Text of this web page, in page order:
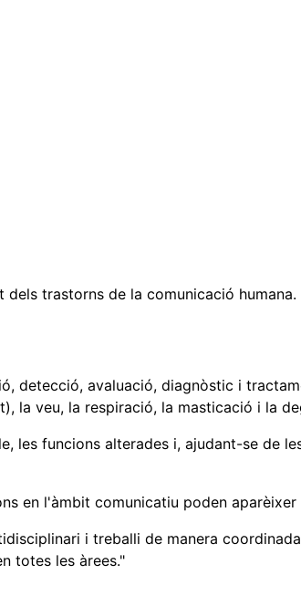
trastorns de la comunicació humana.
detecció, avaluació, diagnòstic i
la veu, la respiració, la masticació i la
les funcions alterades i, ajudant-se de
en l'àmbit comunicatiu poden
i treballi de manera
totes les àrees."